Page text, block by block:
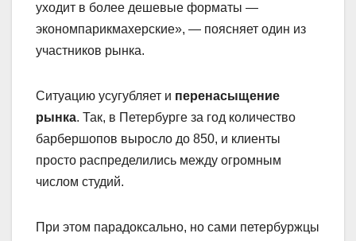
уходит в более дешевые форматы —
экономпарикмахерские», — поясняет один из
участников рынка.
Ситуацию усугубляет и перенасыщение
рынка. Так, в Петербурге за год количество
барбершопов выросло до 850, и клиенты
просто распределились между огромным
числом студий.
При этом парадоксально, но сами петербуржцы